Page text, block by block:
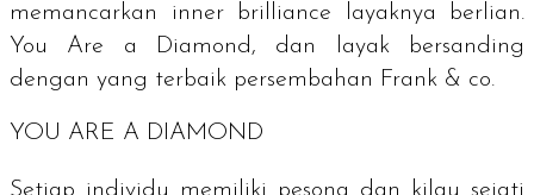
memancarkan inner brilliance layaknya berlian.
You Are a Diamond, dan layak bersanding
dengan yang terbaik persembahan Frank & co.
YOU ARE A DIAMOND
Setiap individu memiliki pesona dan kilau sejati